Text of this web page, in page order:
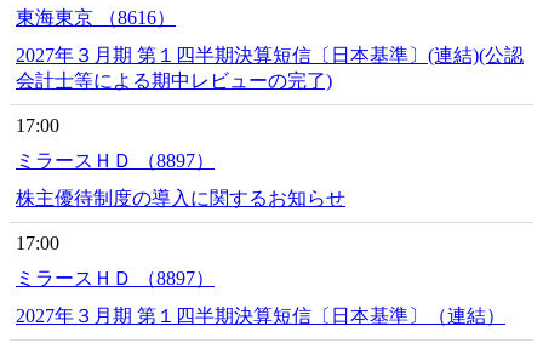
東海東京 （8616）
2027年３月期 第１四半期決算短信〔日本基準〕(連結)(公認
会計士等による期中レビューの完了)
17:00
ミラースＨＤ （8897）
株主優待制度の導入に関するお知らせ
17:00
ミラースＨＤ （8897）
2027年３月期 第１四半期決算短信〔日本基準〕（連結）